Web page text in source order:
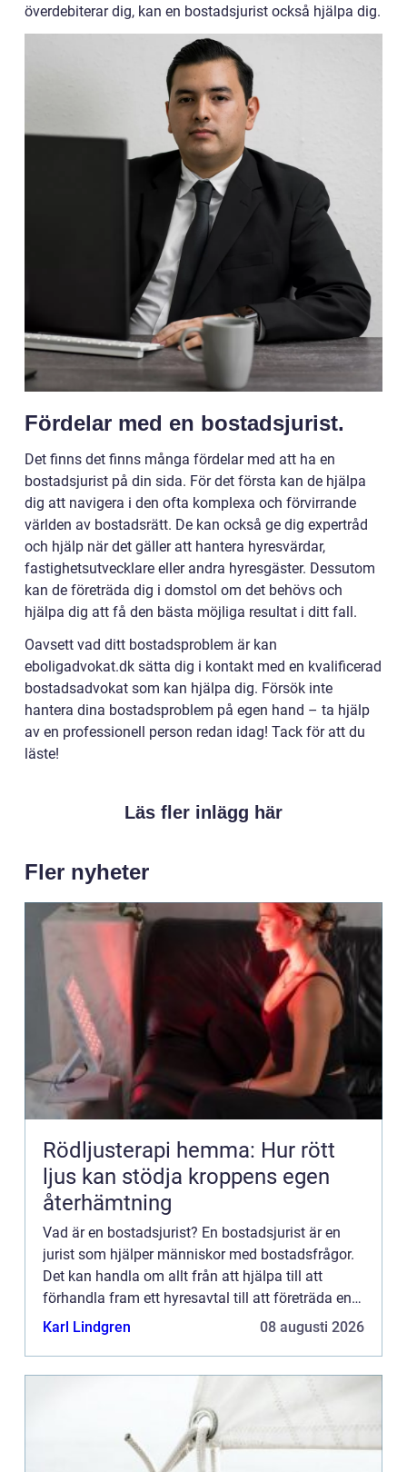
överdebiterar dig, kan en bostadsjurist också hjälpa dig.
Fördelar med en bostadsjurist.
Det finns det finns många fördelar med att ha en
bostadsjurist på din sida. För det första kan de hjälpa
dig att navigera i den ofta komplexa och förvirrande
världen av bostadsrätt. De kan också ge dig expertråd
och hjälp när det gäller att hantera hyresvärdar,
fastighetsutvecklare eller andra hyresgäster. Dessutom
kan de företräda dig i domstol om det behövs och
hjälpa dig att få den bästa möjliga resultat i ditt fall.
Oavsett vad ditt bostadsproblem är kan
eboligadvokat.dk sätta dig i kontakt med en kvalificerad
bostadsadvokat som kan hjälpa dig. Försök inte
hantera dina bostadsproblem på egen hand – ta hjälp
av en professionell person redan idag! Tack för att du
läste!
Läs fler inlägg här
Fler nyheter
Rödljusterapi hemma: Hur rött
ljus kan stödja kroppens egen
återhämtning
Vad är en bostadsjurist? En bostadsjurist är en
jurist som hjälper människor med bostadsfrågor.
Det kan handla om allt från att hjälpa till att
förhandla fram ett hyresavtal till att företräda en
person i domstol om denne står inför en vräkning.
Karl Lindgren 08 augusti 2026